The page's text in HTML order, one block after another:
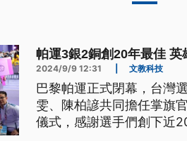
帕運3銀2銅創20年最佳
2024/9/9 12:31 文教科技
巴黎帕運正式閉幕，台灣
雯、陳柏諺共同擔任掌旗
儀式，感謝選手們創下近